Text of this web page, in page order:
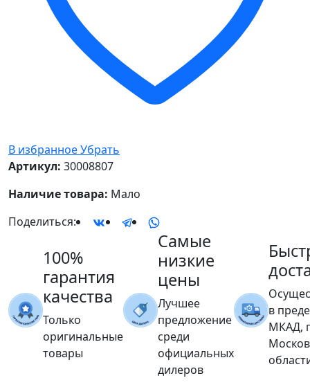
В избранноеУбрать
Артикул: 30008807
Наличие товара: Мало
Поделиться:
100%
гарантия
качества
Только
оригинальные
товары
Самые
низкие
цены
Лучшее
предложение
среди
официальных
дилеров
в
МКАД,